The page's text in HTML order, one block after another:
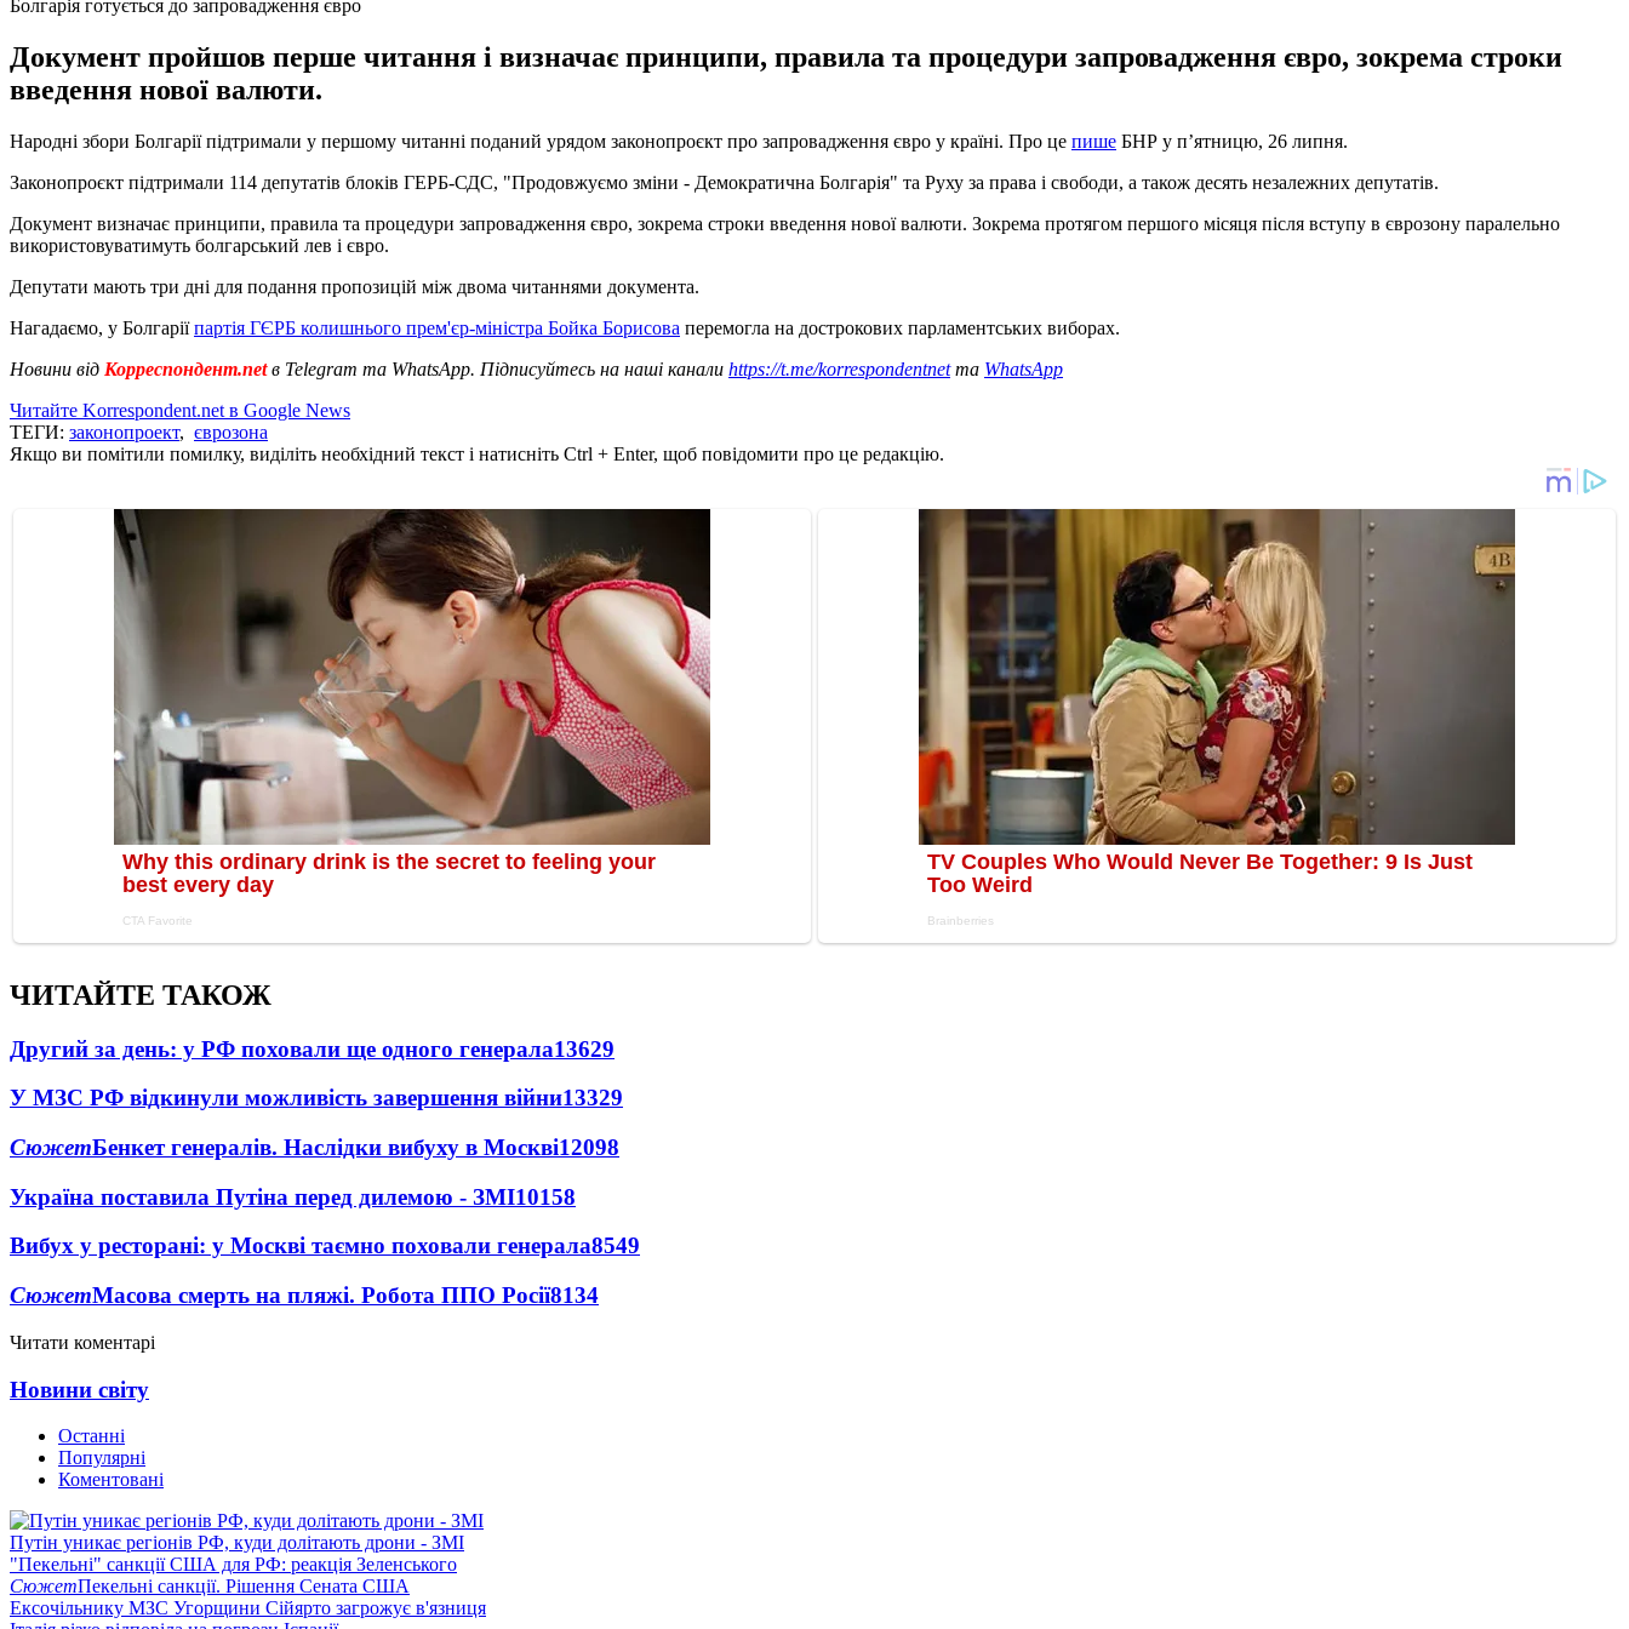
Болгарія готується до запровадження євро
Документ пройшов перше читання і визначає принципи, правила та процедури запровадження євро, зокрема строки
введення нової валюти.
Народні збори Болгарії підтримали у першому читанні поданий урядом законопроєкт про запровадження євро у країні. Про це пише БНР у п’ятницю, 26 липня.
Законопроєкт підтримали 114 депутатів блоків ГЕРБ-СДС, "Продовжуємо зміни - Демократична Болгарія" та Руху за права і свободи, а також десять незалежних депутатів.
Документ визначає принципи, правила та процедури запровадження євро, зокрема строки введення нової валюти. Зокрема протягом першого місяця після вступу в єврозону паралельно
використовуватимуть болгарський лев і євро.
Депутати мають три дні для подання пропозицій між двома читаннями документа.
Нагадаємо, у Болгаріїпартія ГЄРБ колишнього прем'єр-міністра Бойка Борисова перемогла на дострокових парламентських виборах.
Новини від Корреспондент.netв Telegram та WhatsApp. Підписуйтесь на наші канали https://t.me/korrespondentnetта WhatsApp
Читайте Korrespondent.net в Google News
ТЕГИ: законопроект, єврозона
Якщо ви помітили помилку, виділіть необхідний текст і натисніть Ctrl + Enter, щоб повідомити про це редакцію.
ЧИТАЙТЕ ТАКОЖ
Другий за день: у РФ поховали ще одного генерала13629
У МЗС РФ відкинули можливість завершення війни13329
СюжетБенкет генералів. Наслідки вибуху в Москві12098
Україна поставила Путіна перед дилемою - ЗМІ10158
Вибух у ресторані: у Москві таємно поховали генерала8549
СюжетМасова смерть на пляжі. Робота ППО Росії8134
Читати коментарі
Новини світу
Останні
Популярні
Коментовані
Путін уникає регіонів РФ, куди долітають дрони - ЗМІ
"Пекельні" санкції США для РФ: реакція Зеленського
СюжетПекельні санкції. Рішення Сената США
Ексочільнику МЗС Угорщини Сійярто загрожує в'язниця